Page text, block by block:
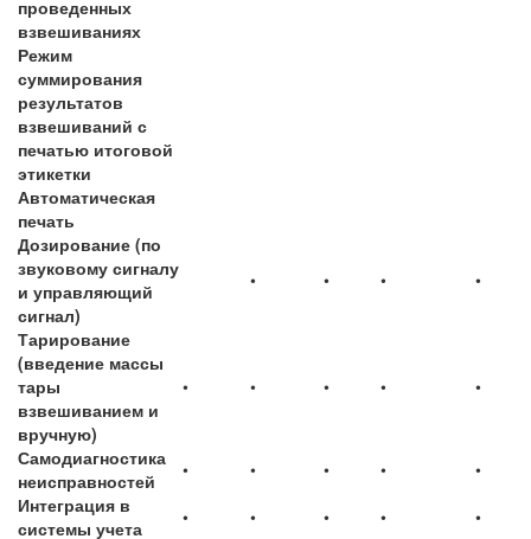
проведенных
взвешиваниях
Режим
суммирования
результатов
взвешиваний с
печатью итоговой
этикетки
Автоматическая
печать
Дозирование (по
звуковому сигналу
и управляющий
сигнал)
• • • •
Тарирование
(введение массы
тары
взвешиванием и
вручную)
• • • • •
Самодиагностика
неисправностей
• • • •
•
Интеграция в
системы учета
• • • •
•